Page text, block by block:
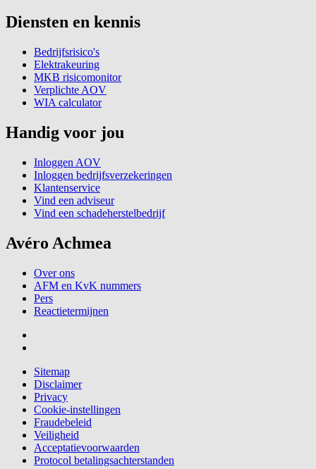
Diensten en kennis
Bedrijfsrisico's
Elektrakeuring
MKB risicomonitor
Verplichte AOV
WIA calculator
Handig voor jou
Inloggen AOV
Inloggen bedrijfsverzekeringen
Klantenservice
Vind een adviseur
Vind een schadeherstelbedrijf
Avéro Achmea
Over ons
AFM en KvK nummers
Pers
Reactietermijnen
Sitemap
Disclaimer
Privacy
Cookie-instellingen
Fraudebeleid
Veiligheid
Acceptatievoorwaarden
Protocol betalingsachterstanden